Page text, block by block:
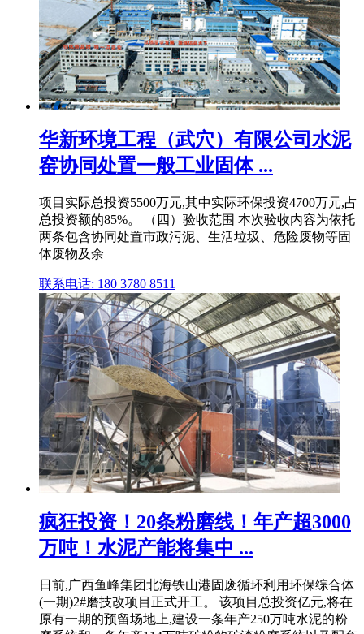
华新环境工程（武穴）有限公司水泥
窑协同处置一般工业固体 ...
项目实际总投资5500万元,其中实际环保投资4700万元,占
总投资额的85%。 （四）验收范围 本次验收内容为依托
两条包含协同处置市政污泥、生活垃圾、危险废物等固
体废物及余
联系电话: 180 3780 8511
疯狂投资！20条粉磨线！年产超3000
万吨！水泥产能将集中 ...
日前,广西鱼峰集团北海铁山港固废循环利用环保综合体
(一期)2#磨技改项目正式开工。 该项目总投资亿元,将在
原有一期的预留场地上,建设一条年产250万吨水泥的粉